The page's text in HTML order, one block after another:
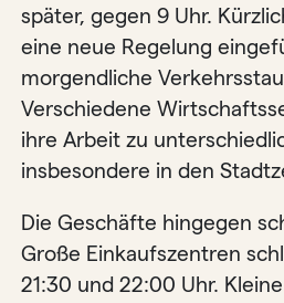
später, gegen 9 Uhr.
eine neue Regelung
morgendliche
Verschiedene
ihre Arbeit zu
insbesondere in den
Die Geschäfte hingegen
Große Einkaufszentren
21:30 und 22:00 Uhr.